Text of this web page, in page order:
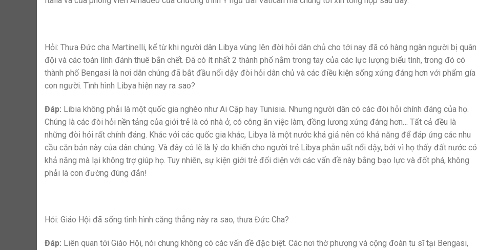
Hỏi: Thưa Đức cha Martinelli, kể từ khi người dân Libya vùng lên đời hỏi dân chủ cho tới nay đã có hàng ngàn người bị quân
đội và các toán lính đánh thuê bắn chết. Đã có ít nhất 2 thành phố nằm trong tay của các lực lượng biểu tình, trong đó có
thành phố Bengasi là nơi dân chúng đã bắt đầu nổi dậy đòi hỏi dân chủ và các điều kiện sống xứng đáng hơn với phẩm gía
con người. Tình hình Libya hiện nay ra sao?
Đáp: Libia không phải là một quốc gia nghèo như Ai Cập hay Tunisia. Nhưng người dân có các đòi hỏi chính đáng của họ.
Chúng là các đòi hỏi nền tảng của giới trẻ là có nhà ở, có công ăn việc làm, đồng lương xứng đáng hơn… Tất cả đều là
những đòi hỏi rất chính đáng. Khác với các quốc gia khác, Libya là một nước khá giả nên có khả năng để đáp ứng các nhu
cầu căn bản này của dân chúng. Và đây có lẽ là lý do khiến cho người trẻ Libya phẫn uất nổi dậy, bởi vì họ thấy đất nước có
khả năng mà lại không trợ giúp họ. Tuy nhiên, sự kiện giới trẻ đối diện với các vấn đề này bằng bạo lực và đốt phá, không
phải là con đường đúng đắn!
Hỏi: Giáo Hội đã sống tình hình căng thẳng này ra sao, thưa Đức Cha?
Đáp: Liên quan tới Giáo Hội, nói chung không có các vấn đề đặc biệt. Các nơi thờ phượng và cộng đoàn tu sĩ tại Bengasi,